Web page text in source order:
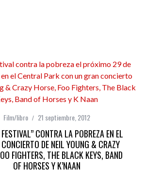
Film/libro 21 septiembre, 2012
CONTRA LA POBREZA EN EL
DE NEIL YOUNG & CRAZY
FIGHTERS, THE BLACK KEYS, BAND
OF HORSES Y K’NAAN